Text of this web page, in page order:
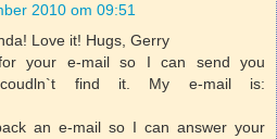
2010 om 09:51
Love it! Hugs, Gerry
your e-mail so I can send you
find it. My e-mail is:
an e-mail so I can answer your